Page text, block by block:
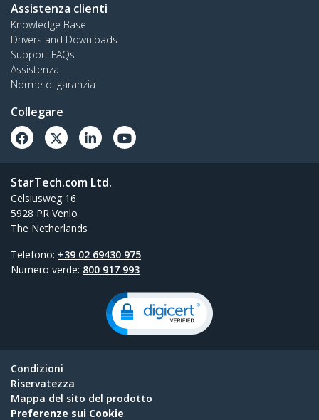
Assistenza clienti
Knowledge Base
Drivers and Downloads
Support FAQs
Assistenza
Norme di garanzia
Collegare
StarTech.com Ltd.
Celsiusweg 16
5928 PR Venlo
The Netherlands
Telefono: +39 02 69430 975
Numero verde: 800 917 993
Condizioni
Riservatezza
Mappa del sito del prodotto
Preferenze sui Cookie